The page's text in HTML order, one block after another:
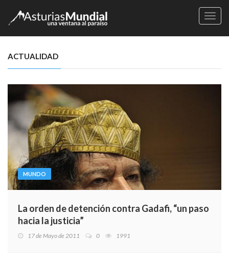
ACTUALIDAD
MUNDO
La orden de detención contra Gadafi, “un paso
hacia la justicia”
17 de Mayo de 2011 0 1991